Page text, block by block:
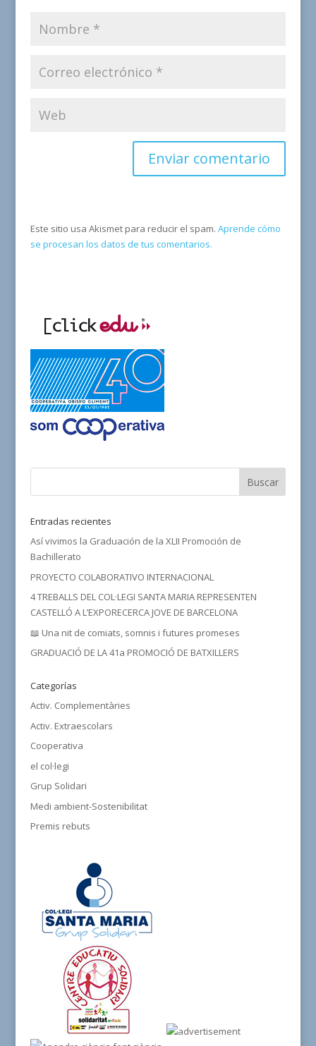
Este sitio usa Akismet para reducir el spam. Aprende cómo
se procesan los datos de tus comentarios.
Entradas recientes
Así vivimos la Graduación de la XLII Promoción de
Bachillerato
PROYECTO COLABORATIVO INTERNACIONAL
4 TREBALLS DEL COL·LEGI SANTA MARIA REPRESENTEN
CASTELLÓ A L’EXPORECERCA JOVE DE BARCELONA
📖 Una nit de comiats, somnis i futures promeses
GRADUACIÓ DE LA 41a PROMOCIÓ DE BATXILLERS
Categorías
Activ. Complementàries
Activ. Extraescolars
Cooperativa
el col·legi
Grup Solidari
Medi ambient-Sostenibilitat
Premis rebuts